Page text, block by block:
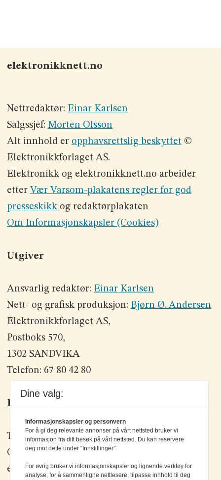
elektronikknett.no
Nettredaktør: Einar Karlsen
Salgssjef: Morten Olsson
Alt innhold er opphavsrettslig beskyttet©
Elektronikkforlaget AS.
Elektronikk og elektronikknett.no arbeider
etter Vær Varsom-plakatens regler for god
presseskikkog redaktørplakaten
Om Informasjonskapsler (Cookies)
Utgiver
Ansvarlig redaktør: Einar Karlsen
Nett- og grafisk produksjon: Bjørn Ø. Andersen
Elektronikkforlaget AS,
Postboks 570,
1302 SANDVIKA
Telefon: 67 80 42 80
Kontakt oss
Tlf: +47 67 80 42 80
Olav Brunborgs vei 6, 1396 Billingstad
epost: elektronikk@elektronikkforlaget.no
Dine valg:
Informasjonskapsler og personvern
For å gi deg relevante annonser på vårt nettsted bruker vi
informasjon fra ditt besøk på vårt nettsted. Du kan reservere
deg mot dette under "Innstillinger".
For øvrig bruker vi informasjonskapsler og lignende verktøy for
analyse, for å sammenligne nettlesere, tilpasse innhold til deg